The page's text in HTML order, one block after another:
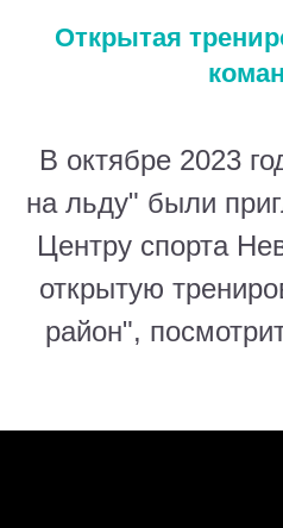
Открытая
В октябре 2023
на льду" были
Центру спорта
открытую
район",